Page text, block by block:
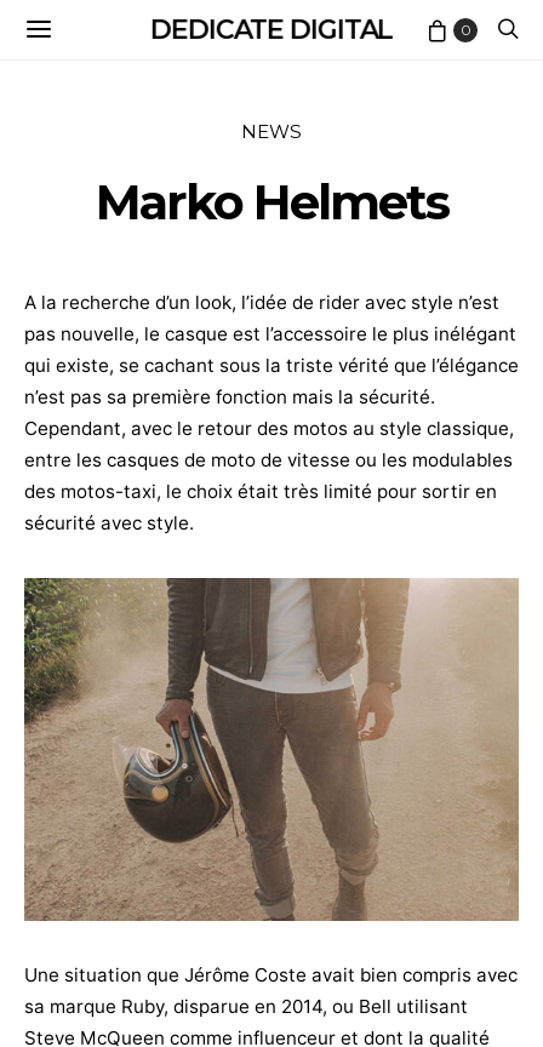
DEDICATE DIGITAL 0
NEWS
Marko Helmets
A la recherche d’un look, l’idée de rider avec style n’est
pas nouvelle, le casque est l’accessoire le plus inélégant
qui existe, se cachant sous la triste vérité que l’élégance
n’est pas sa première fonction mais la sécurité.
Cependant, avec le retour des motos au style classique,
entre les casques de moto de vitesse ou les modulables
des motos-taxi, le choix était très limité pour sortir en
sécurité avec style.
Une situation que Jérôme Coste avait bien compris avec
sa marque Ruby, disparue en 2014, ou Bell utilisant
Steve McQueen comme influenceur et dont la qualité